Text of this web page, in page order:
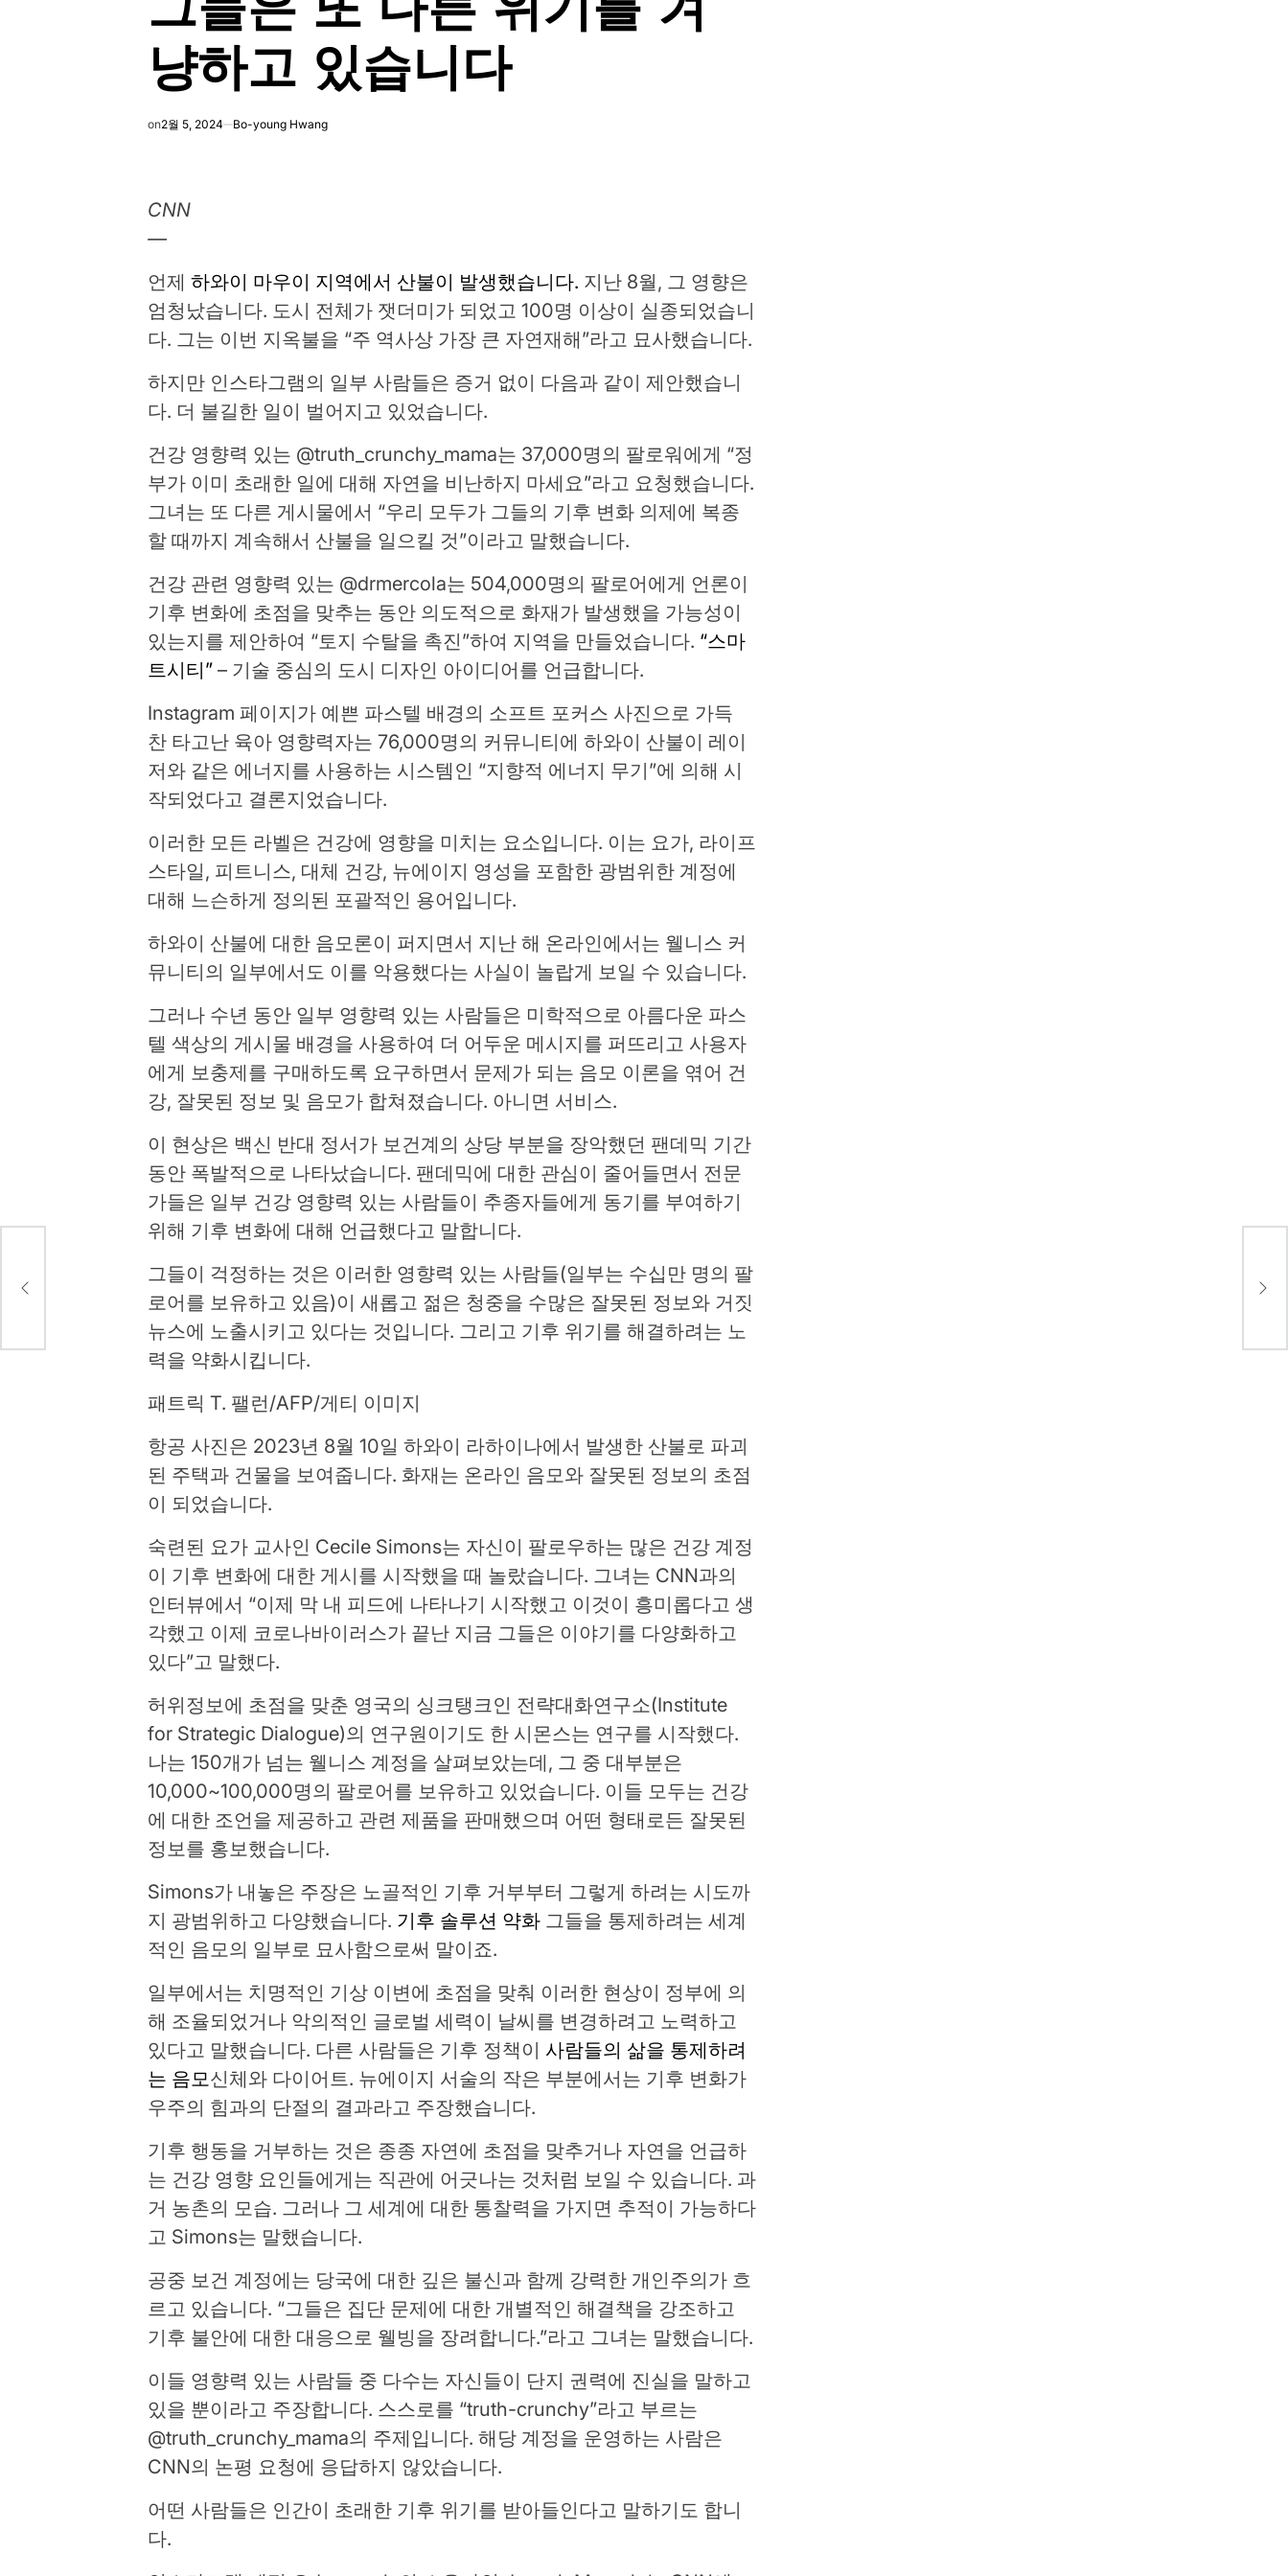
냥하고 있습니다
on2월 5, 2024 Bo-young Hwang
CNN
—
언제하와이 마우이 지역에서 산불이 발생했습니다. 지난 8월, 그 영향은
엄청났습니다. 도시 전체가 잿더미가 되었고 100명 이상이 실종되었습니
다. 그는 이번 지옥불을 “주 역사상 가장 큰 자연재해”라고 묘사했습니다.
하지만 인스타그램의 일부 사람들은 증거 없이 다음과 같이 제안했습니
다. 더 불길한 일이 벌어지고 있었습니다.
건강 영향력 있는 @truth_crunchy_mama는 37,000명의 팔로워에게 “정
부가 이미 초래한 일에 대해 자연을 비난하지 마세요”라고 요청했습니다.
그녀는 또 다른 게시물에서 “우리 모두가 그들의 기후 변화 의제에 복종
할 때까지 계속해서 산불을 일으킬 것”이라고 말했습니다.
건강 관련 영향력 있는 @drmercola는 504,000명의 팔로어에게 언론이
기후 변화에 초점을 맞추는 동안 의도적으로 화재가 발생했을 가능성이
있는지를 제안하여 “토지 수탈을 촉진”하여 지역을 만들었습니다. “스마
트시티” – 기술 중심의 도시 디자인 아이디어를 언급합니다.
Instagram 페이지가 예쁜 파스텔 배경의 소프트 포커스 사진으로 가득
찬 타고난 육아 영향력자는 76,000명의 커뮤니티에 하와이 산불이 레이
저와 같은 에너지를 사용하는 시스템인 “지향적 에너지 무기”에 의해 시
작되었다고 결론지었습니다.
이러한 모든 라벨은 건강에 영향을 미치는 요소입니다. 이는 요가, 라이프
스타일, 피트니스, 대체 건강, 뉴에이지 영성을 포함한 광범위한 계정에
대해 느슨하게 정의된 포괄적인 용어입니다.
하와이 산불에 대한 음모론이 퍼지면서 지난 해 온라인에서는 웰니스 커
뮤니티의 일부에서도 이를 악용했다는 사실이 놀랍게 보일 수 있습니다.
그러나 수년 동안 일부 영향력 있는 사람들은 미학적으로 아름다운 파스
텔 색상의 게시물 배경을 사용하여 더 어두운 메시지를 퍼뜨리고 사용자
에게 보충제를 구매하도록 요구하면서 문제가 되는 음모 이론을 엮어 건
강, 잘못된 정보 및 음모가 합쳐졌습니다. 아니면 서비스.
이 현상은 백신 반대 정서가 보건계의 상당 부분을 장악했던 팬데믹 기간
동안 폭발적으로 나타났습니다. 팬데믹에 대한 관심이 줄어들면서 전문
가들은 일부 건강 영향력 있는 사람들이 추종자들에게 동기를 부여하기
위해 기후 변화에 대해 언급했다고 말합니다.
그들이 걱정하는 것은 이러한 영향력 있는 사람들(일부는 수십만 명의 팔
로어를 보유하고 있음)이 새롭고 젊은 청중을 수많은 잘못된 정보와 거짓
뉴스에 노출시키고 있다는 것입니다. 그리고 기후 위기를 해결하려는 노
력을 약화시킵니다.
패트릭 T. 팰런/AFP/게티 이미지
항공 사진은 2023년 8월 10일 하와이 라하이나에서 발생한 산불로 파괴
된 주택과 건물을 보여줍니다. 화재는 온라인 음모와 잘못된 정보의 초점
이 되었습니다.
숙련된 요가 교사인 Cecile Simons는 자신이 팔로우하는 많은 건강 계정
이 기후 변화에 대한 게시를 시작했을 때 놀랐습니다. 그녀는 CNN과의
인터뷰에서 “이제 막 내 피드에 나타나기 시작했고 이것이 흥미롭다고 생
각했고 이제 코로나바이러스가 끝난 지금 그들은 이야기를 다양화하고
있다”고 말했다.
허위정보에 초점을 맞춘 영국의 싱크탱크인 전략대화연구소(Institute
for Strategic Dialogue)의 연구원이기도 한 시몬스는 연구를 시작했다.
나는 150개가 넘는 웰니스 계정을 살펴보았는데, 그 중 대부분은
10,000~100,000명의 팔로어를 보유하고 있었습니다. 이들 모두는 건강
에 대한 조언을 제공하고 관련 제품을 판매했으며 어떤 형태로든 잘못된
정보를 홍보했습니다.
Simons가 내놓은 주장은 노골적인 기후 거부부터 그렇게 하려는 시도까
지 광범위하고 다양했습니다. 기후 솔루션 약화 그들을 통제하려는 세계
적인 음모의 일부로 묘사함으로써 말이죠.
일부에서는 치명적인 기상 이변에 초점을 맞춰 이러한 현상이 정부에 의
해 조율되었거나 악의적인 글로벌 세력이 날씨를 변경하려고 노력하고
있다고 말했습니다. 다른 사람들은 기후 정책이 사람들의 삶을 통제하려
는 음모신체와 다이어트. 뉴에이지 서술의 작은 부분에서는 기후 변화가
우주의 힘과의 단절의 결과라고 주장했습니다.
기후 행동을 거부하는 것은 종종 자연에 초점을 맞추거나 자연을 언급하
는 건강 영향 요인들에게는 직관에 어긋나는 것처럼 보일 수 있습니다. 과
거 농촌의 모습. 그러나 그 세계에 대한 통찰력을 가지면 추적이 가능하다
고 Simons는 말했습니다.
공중 보건 계정에는 당국에 대한 깊은 불신과 함께 강력한 개인주의가 흐
르고 있습니다. “그들은 집단 문제에 대한 개별적인 해결책을 강조하고
기후 불안에 대한 대응으로 웰빙을 장려합니다.”라고 그녀는 말했습니다.
이들 영향력 있는 사람들 중 다수는 자신들이 단지 권력에 진실을 말하고
있을 뿐이라고 주장합니다. 스스로를 “truth-crunchy”라고 부르는
@truth_crunchy_mama의 주제입니다. 해당 계정을 운영하는 사람은
CNN의 논평 요청에 응답하지 않았습니다.
어떤 사람들은 인간이 초래한 기후 위기를 받아들인다고 말하기도 합니
다.